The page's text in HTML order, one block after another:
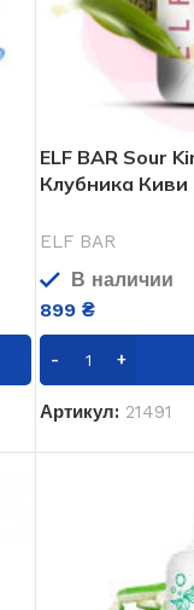
ELF BAR Sour
Клубника
ELF BAR
В наличии
899₴
Артикул: 21491